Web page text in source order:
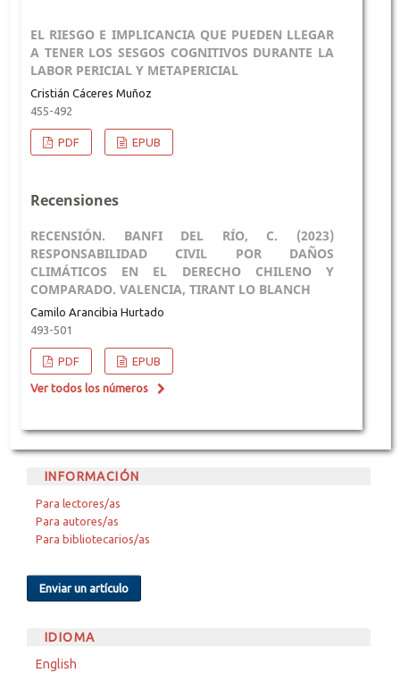
EL RIESGO E IMPLICANCIA QUE PUEDEN LLEGAR
A TENER LOS SESGOS COGNITIVOS DURANTE LA
LABOR PERICIAL Y METAPERICIAL
Cristián Cáceres Muñoz
455-492
PDF EPUB
Recensiones
RECENSIÓN. BANFI DEL RÍO, C. (2023)
RESPONSABILIDAD CIVIL POR DAÑOS
CLIMÁTICOS EN EL DERECHO CHILENO Y
COMPARADO. VALENCIA, TIRANT LO BLANCH
Camilo Arancibia Hurtado
493-501
PDF EPUB
Ver todos los números
INFORMACIÓN
Para lectores/as
Para autores/as
Para bibliotecarios/as
Enviar un artículo
IDIOMA
English